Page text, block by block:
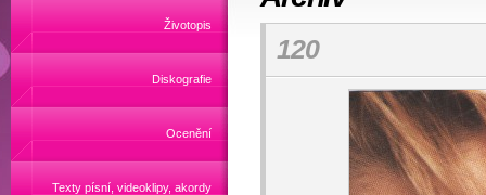
Životopis
Diskografie
Ocenění
Texty písní, videoklipy, akordy
120